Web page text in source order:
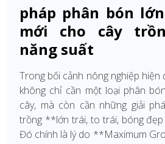
pháp phân bón
mới cho cây
năng suất
Trong bối cảnh nông nghiệp hiện
không chỉ cần một loại phân
cây, mà còn cần những giải
trồng **lớn trái, to trái, bóng
Đó chính là lý do **Maximum